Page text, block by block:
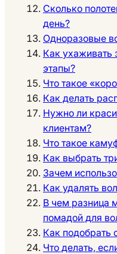
Сколько
день?
Одноразовые
Как ухаживать
этапы?
Что такое
Как делать
Нужно ли
клиентам?
Что такое
Как выбрать
Зачем
Как удалять
В чем разница
помадой для
Как подобрать
Что делать,